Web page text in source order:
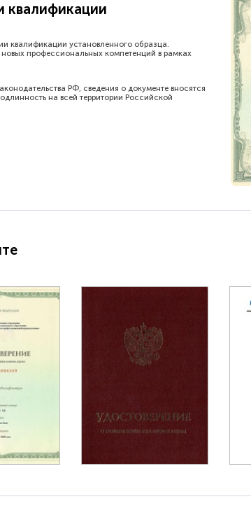
квалификации
квалификации установленного образца.
профессиональных компетенций в рамках
РФ, сведения о документе вносятся
на всей территории Российской